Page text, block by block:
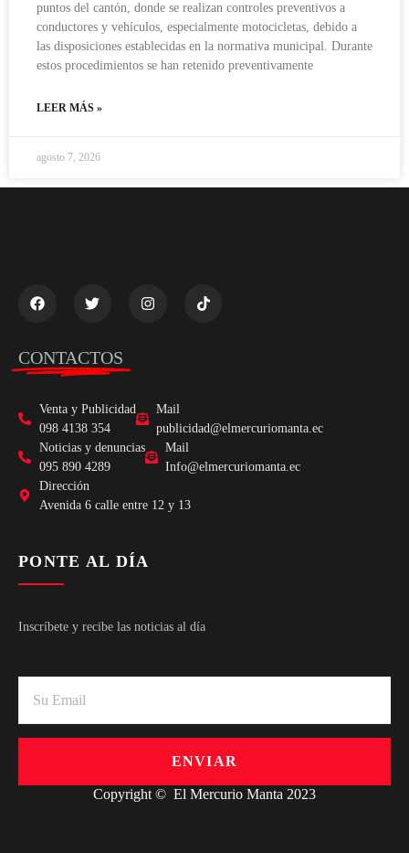
puntos del cantón, donde se realizan controles preventivos a
conductores y vehículos, especialmente motocicletas, debido a
las disposiciones establecidas en la normativa municipal. Durante
estos procedimientos se han retenido preventivamente
LEER MÁS »
agosto 7, 2026
CONTACTOS
Venta y Publicidad
098 4138 354
Mail
publicidad@elmercuriomanta.ec
Noticias y denuncias
095 890 4289
Mail
Info@elmercuriomanta.ec
Dirección
Avenida 6 calle entre 12 y 13
PONTE AL DÍA
Inscríbete y recibe las noticias al día
ENVIAR
Copyright © El Mercurio Manta 2023